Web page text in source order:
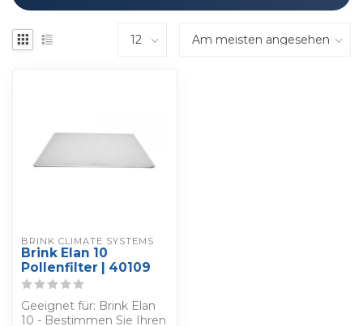
BRINK CLIMATE SYSTEMS
Brink Elan 10
Pollenfilter | 40109
Geeignet für: Brink Elan
10 - Bestimmen Sie Ihren